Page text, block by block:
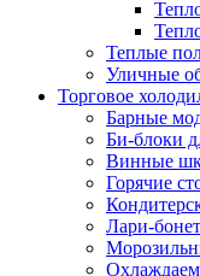
Теплые
Уличные
Торговое
Барные
Би-блоки
Винные
Горячие
Лари-